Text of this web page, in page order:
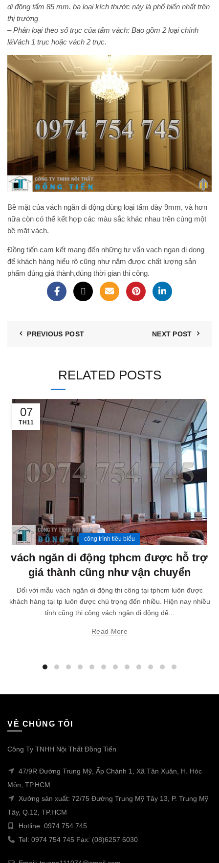
di động tấm 85 mm. ba loại kích thước này là phổ biến nhất trên
thị trường
– Phân loại theo số trục của tấm vách: Bao gồm 2 loại chính
làVách 1 trục hoặc vách 2 trục.
Bề mặt của vách ngăn di động dùng loại tấm dày 9mm, và hơn
nữa còn có thể kết hợp các màu sắc khác nhau trên cùng một
bề mặt vách.
Đồng tiến cam kết mang đến những tư vấn vach ngan di dong
để khách hàng hiểu rõ cũng như nắm được chất lượng sản
phẩm đúng giá thành,đúng thời gian thi công.
PREVIOUS POST NEXT POST
RELATED POSTS
07
TH11
công trình tiêu biểu
vách ngăn di động tphcm được hỗ trợ
giá thành cũng như vận chuyển
Đối với mẫu vách ngăn di động thi công tại tphcm luôn được
khách hàng tại tp luôn được chú trọng đến nhiều. Hiện nay nhiều
tỉnh cũng thi công vách ngăn di động để...
Read More
VỀ CHÚNG TÔI
Công Ty TNHH Nội Thất Đồng Tiến
47/9R Đường Trung Mỹ, Ấp Chánh 1, Xã Tân Xuân, H. Hóc
Môn, TP.HCM
Xưởng sản xuất: 72/75 Đường Trung Mỹ Tây 13, P. Trung Mỹ
Tây, Q.12, TP.HCM
Hotline: 0974 754 745
Tel: 0974 754 745 Fax: (08)6257 6030